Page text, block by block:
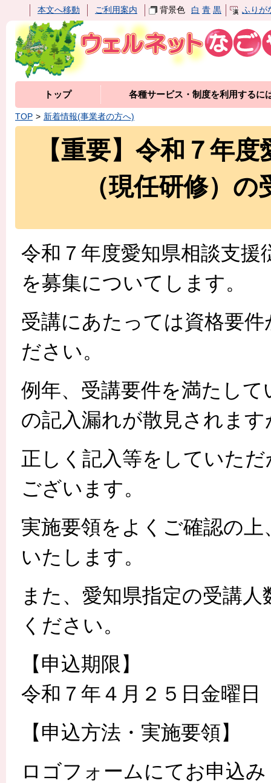
本文へ移動 ご利用案内 背景色 白 青 黒 ふりが
トップ 各種サービス・制度を利用するに
TOP 新着情報(事業者の方へ)
【重要】令和７年
（現任研修）
令和７年度愛知県相談支援
を募集についてします。
受講にあたっては資格要
ださい。
例年、受講要件を満たし
の記入漏れが散見されます
正しく記入等をしていた
ございます。
実施要領をよくご確認の
いたします。
また、愛知県指定の受講
ください。
【申込期限】
令和７年４月２５日金曜
【申込方法・実施要領】
ロゴフォームにてお申込